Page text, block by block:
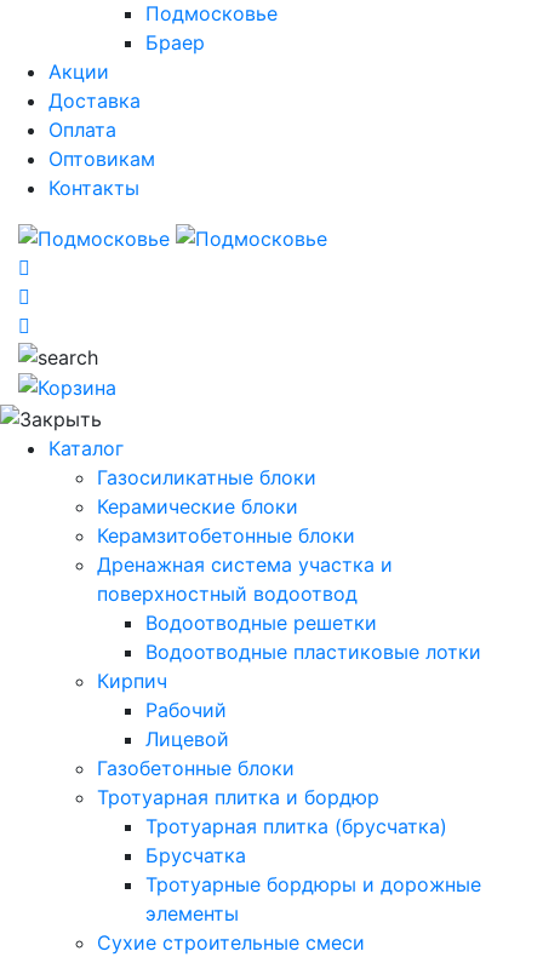
Подмосковье
Браер
Акции
Доставка
Оплата
Оптовикам
Контакты
Каталог
Газосиликатные блоки
Керамические блоки
Керамзитобетонные блоки
Дренажная система участка и
поверхностный водоотвод
Водоотводные решетки
Водоотводные пластиковые лотки
Кирпич
Рабочий
Лицевой
Газобетонные блоки
Тротуарная плитка и бордюр
Тротуарная плитка (брусчатка)
Брусчатка
Тротуарные бордюры и дорожные
элементы
Сухие строительные смеси